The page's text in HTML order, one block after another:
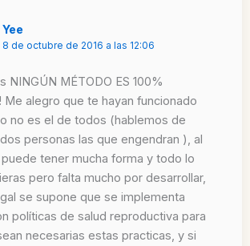
Yee
8 de octubre de 2016 a las 12:06
NINGÚN MÉTODO ES 100%
Me alegro que te hayan funcionado
no es el de todos (hablemos de
personas las que engendran ), al
tener mucha forma y todo lo
pero falta mucho por desarrollar,
se supone que se implementa
políticas de salud reproductiva para
necesarias estas practicas, y si